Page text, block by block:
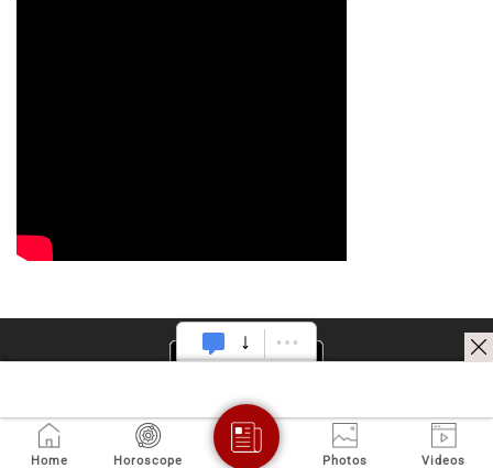
Home Horoscope Photos Videos